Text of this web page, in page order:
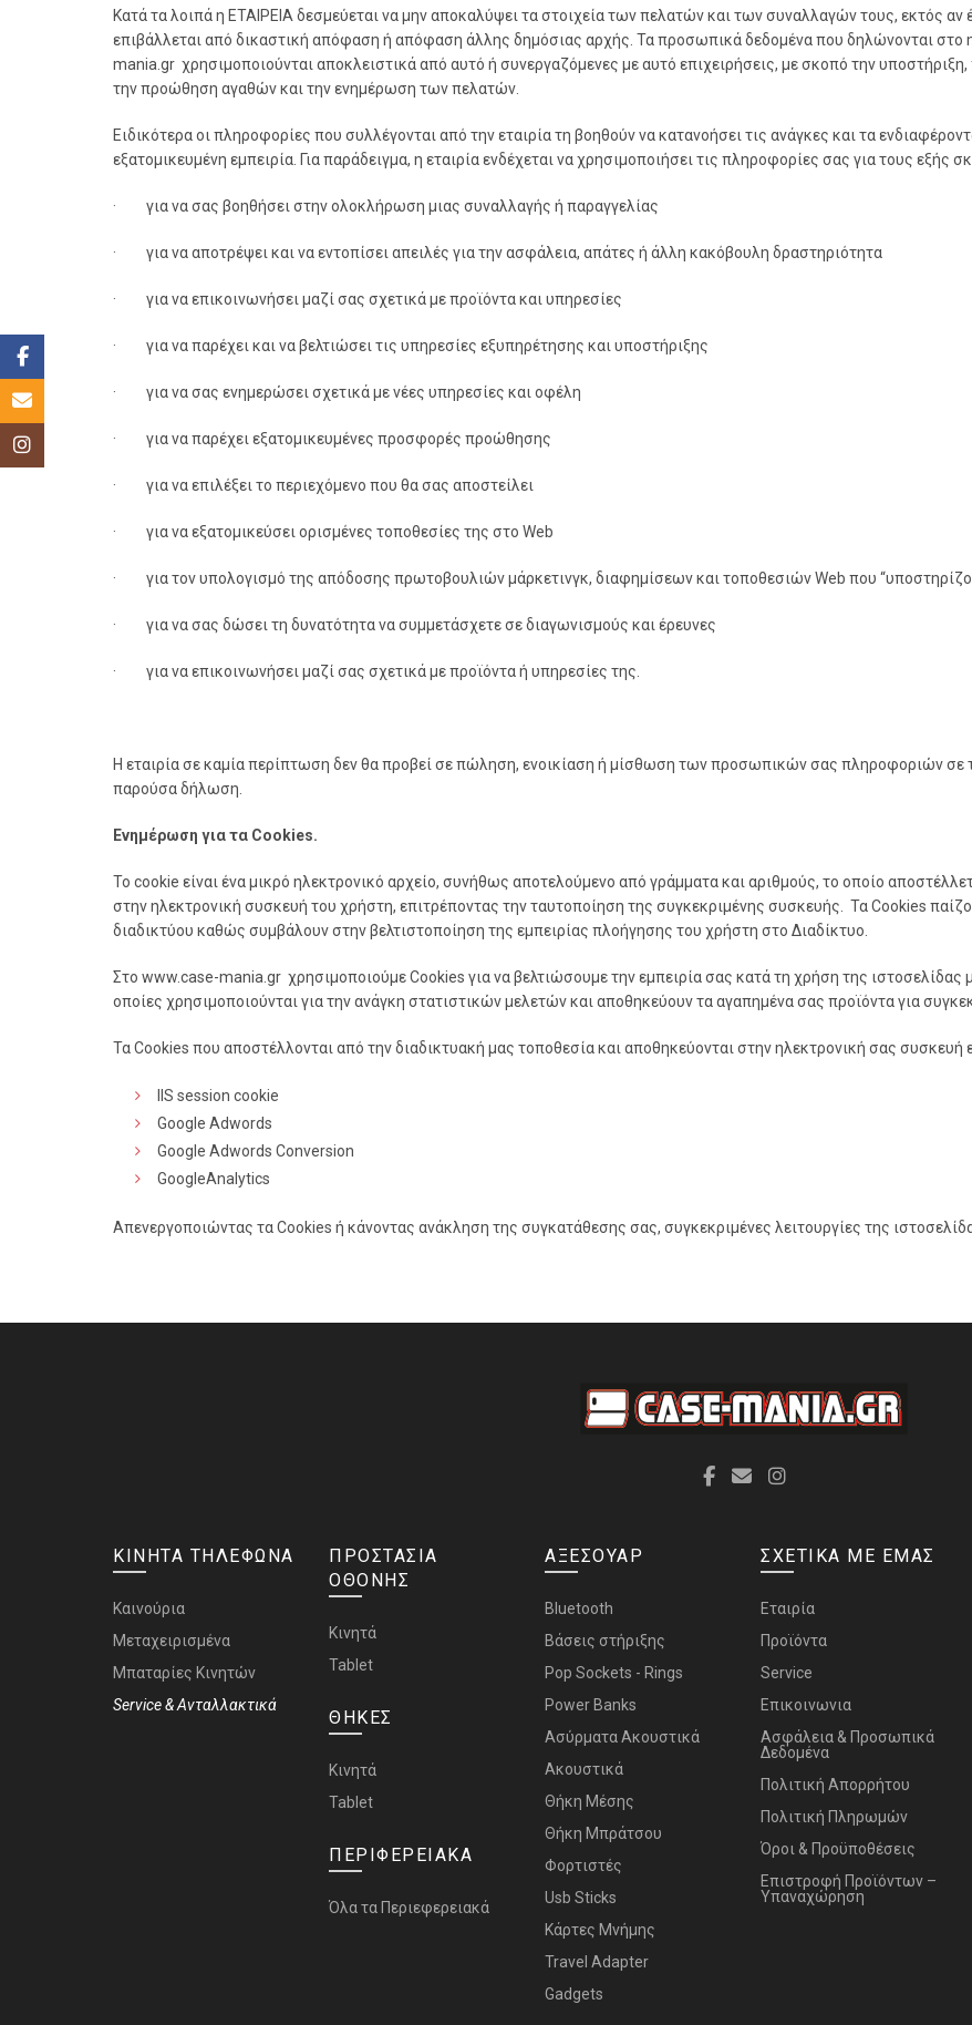
Κατά τα λοιπά η ΕΤΑΙΡΕΙΑ δεσμεύεται να μην αποκαλύψει τα στοιχεία των πελατών και των συναλλαγών τους, εκτός αν
επιβάλλεται από δικαστική απόφαση ή απόφαση άλλης δημόσιας αρχής. Τα προσωπικά δεδομένα που δηλώνονται στο
mania.gr χρησιμοποιούνται αποκλειστικά από αυτό ή συνεργαζόμενες με αυτό επιχειρήσεις, με σκοπό την
την προώθηση αγαθών και την ενημέρωση των πελατών.
Ειδικότερα οι πληροφορίες που συλλέγονται από την εταιρία τη βοηθούν να κατανοήσει τις ανάγκες και τα
εξατομικευμένη εμπειρία. Για παράδειγμα, η εταιρία ενδέχεται να χρησιμοποιήσει τις πληροφορίες σας για τους εξής
· για να σας βοηθήσει στην ολοκλήρωση μιας συναλλαγής ή παραγγελίας
· για να αποτρέψει και να εντοπίσει απειλές για την ασφάλεια, απάτες ή άλλη κακόβουλη δραστηριότητα
· για να επικοινωνήσει μαζί σας σχετικά με προϊόντα και υπηρεσίες
· για να παρέχει και να βελτιώσει τις υπηρεσίες εξυπηρέτησης και υποστήριξης
· για να σας ενημερώσει σχετικά με νέες υπηρεσίες και οφέλη
· για να παρέχει εξατομικευμένες προσφορές προώθησης
· για να επιλέξει το περιεχόμενο που θα σας αποστείλει
· για να εξατομικεύσει ορισμένες τοποθεσίες της στο Web
· για τον υπολογισμό της απόδοσης πρωτοβουλιών μάρκετινγκ, διαφημίσεων και τοποθεσιών Web που
· για να σας δώσει τη δυνατότητα να συμμετάσχετε σε διαγωνισμούς και έρευνες
· για να επικοινωνήσει μαζί σας σχετικά με προϊόντα ή υπηρεσίες της.
Η εταιρία σε καμία περίπτωση δεν θα προβεί σε πώληση, ενοικίαση ή μίσθωση των προσωπικών σας πληροφοριών σε
παρούσα δήλωση.
Ενημέρωση για τα Cookies.
Το cookie είναι ένα μικρό ηλεκτρονικό αρχείο, συνήθως αποτελούμενο από γράμματα και αριθμούς, το οποίο
στην ηλεκτρονική συσκευή του χρήστη, επιτρέποντας την ταυτοποίηση της συγκεκριμένης συσκευής. Τα Cookies
διαδικτύου καθώς συμβάλουν στην βελτιστοποίηση της εμπειρίας πλοήγησης του χρήστη στο Διαδίκτυο.
Στο www.case-mania.gr χρησιμοποιούμε Cookies για να βελτιώσουμε την εμπειρία σας κατά τη χρήση της
οποίες χρησιμοποιούνται για την ανάγκη στατιστικών μελετών και αποθηκεύουν τα αγαπημένα σας προϊόντα για
Τα Cookies που αποστέλλονται από την διαδικτυακή μας τοποθεσία και αποθηκεύονται στην ηλεκτρονική σας συσκευή
IIS session cookie
Google Adwords
Google Adwords Conversion
GoogleAnalytics
Απενεργοποιώντας τα Cookies ή κάνοντας ανάκληση της συγκατάθεσης σας, συγκεκριμένες λειτουργίες της
ΚΙΝΗΤΑ ΤΗΛΕΦΩΝΑ
Καινούρια
Μεταχειρισμένα
Μπαταρίες Κινητών
Service & Ανταλλακτικά
ΠΡΟΣΤΑΣΙΑ
ΟΘΟΝΗΣ
Κινητά
Tablet
ΘΗΚΕΣ
Κινητά
Tablet
ΠΕΡΙΦΕΡΕΙΑΚΑ
Όλα τα Περιεφερειακά
ΑΞΕΣΟΥΑΡ
Bluetooth
Bάσεις στήριξης
Pop Sockets - Rings
Power Banks
Ασύρματα Ακουστικά
Ακουστικά
Θήκη Μέσης
Θήκη Μπράτσου
Φορτιστές
Usb Sticks
Κάρτες Μνήμης
Travel Adapter
Gadgets
ΣΧΕΤΙΚΑ ΜΕ ΕΜΑΣ
Εταιρία
Προϊόντα
Service
Επικοινωνια
Ασφάλεια & Προσωπικά
Δεδομένα
Πολιτική Απορρήτου
Πολιτική Πληρωμών
Όροι & Προϋποθέσεις
Επιστροφή Προϊόντων –
Υπαναχώρηση